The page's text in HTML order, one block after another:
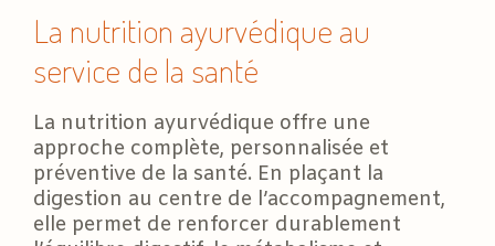
La nutrition ayurvédique au
service de la santé
La nutrition ayurvédique offre une
approche complète, personnalisée et
préventive de la santé. En plaçant la
digestion au centre de l’accompagnement,
elle permet de renforcer durablement